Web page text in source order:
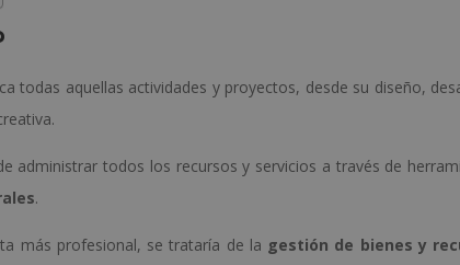
todas aquellas actividades y proyectos, desde su diseño,
administrar todos los recursos y servicios a través de
.
más profesional, se trataría de la gestión de bienes y